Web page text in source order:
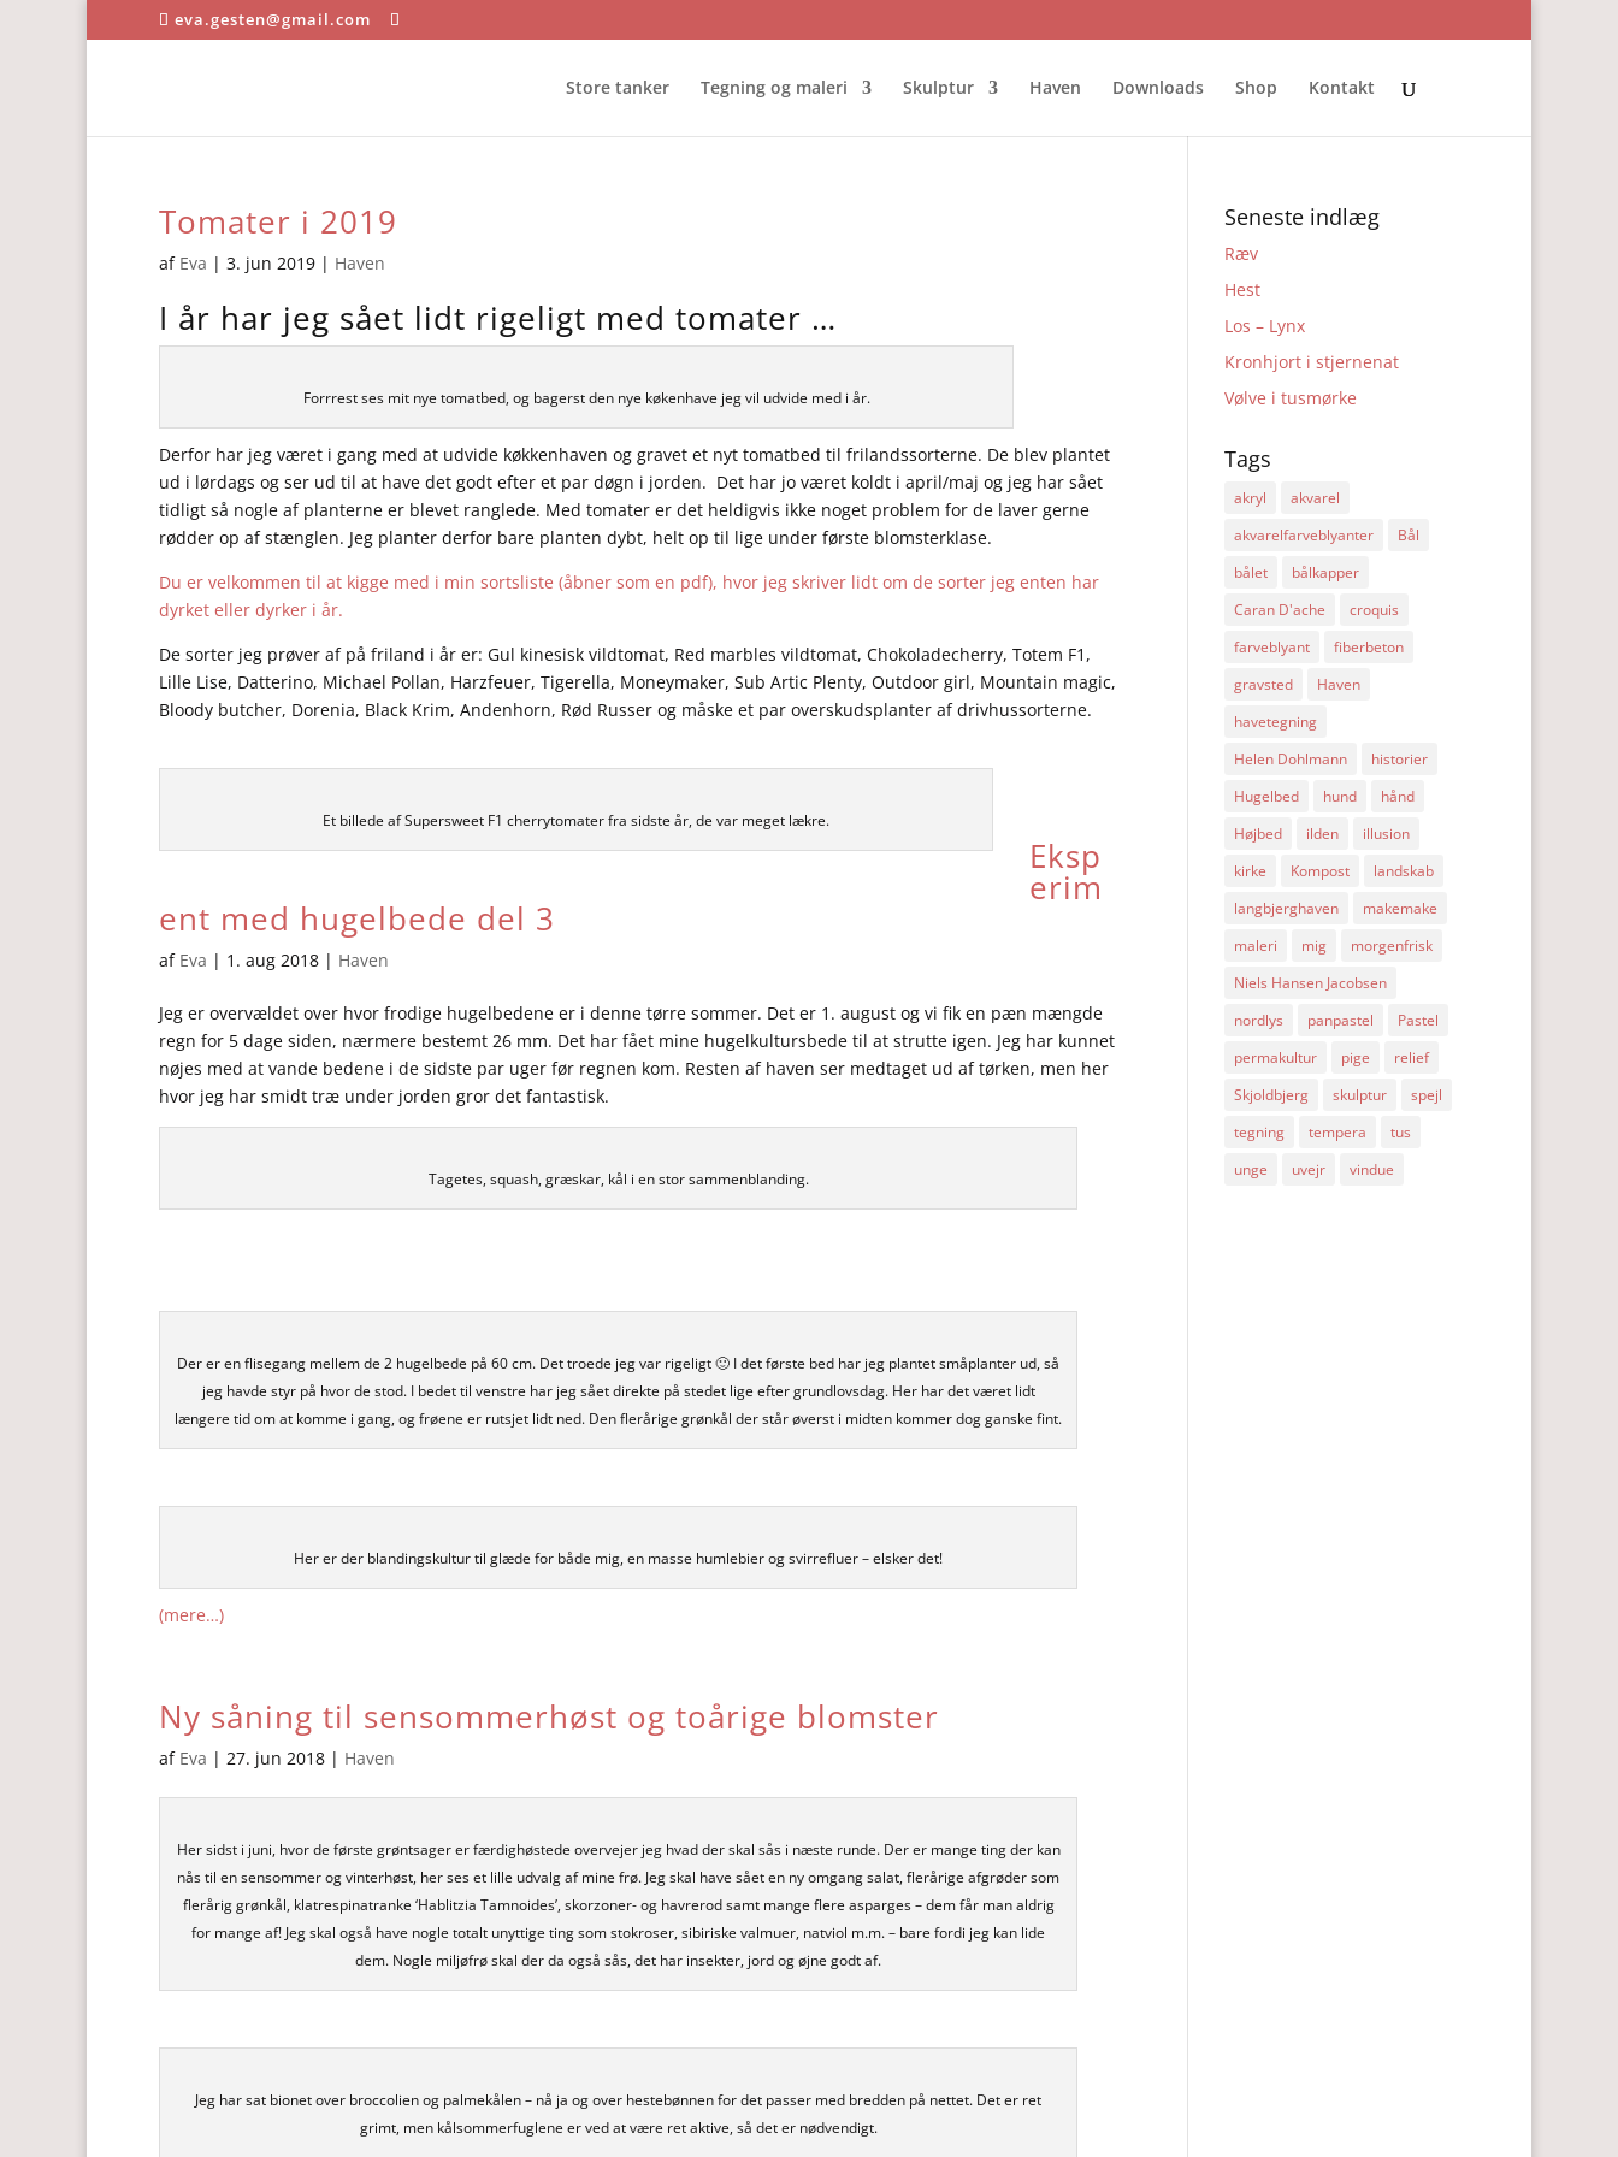
eva.gesten@gmail.com
Store tanker Tegning og maleri Skulptur Haven Downloads Shop Kontakt
Tomater i 2019
af Eva | 3. jun 2019 | Haven
I år har jeg sået lidt rigeligt med tomater …
Forrrest ses mit nye tomatbed, og bagerst den nye køkenhave jeg vil udvide med i år.
Derfor har jeg været i gang med at udvide køkkenhaven og gravet et nyt tomatbed til frilandssorterne. De blev plantet
ud i lørdags og ser ud til at have det godt efter et par døgn i jorden. Det har jo været koldt i april/maj og jeg har sået
tidligt så nogle af planterne er blevet ranglede. Med tomater er det heldigvis ikke noget problem for de laver gerne
rødder op af stænglen. Jeg planter derfor bare planten dybt, helt op til lige under første blomsterklase.
Du er velkommen til at kigge med i min sortsliste (åbner som en pdf), hvor jeg skriver lidt om de sorter jeg enten har
dyrket eller dyrker i år.
De sorter jeg prøver af på friland i år er: Gul kinesisk vildtomat, Red marbles vildtomat, Chokoladecherry, Totem F1,
Lille Lise, Datterino, Michael Pollan, Harzfeuer, Tigerella, Moneymaker, Sub Artic Plenty, Outdoor girl, Mountain magic,
Bloody butcher, Dorenia, Black Krim, Andenhorn, Rød Russer og måske et par overskudsplanter af drivhussorterne.
Et billede af Supersweet F1 cherrytomater fra sidste år, de var meget lækre.
Eksp
erim
ent med hugelbede del 3
af Eva | 1. aug 2018 | Haven
Jeg er overvældet over hvor frodige hugelbedene er i denne tørre sommer. Det er 1. august og vi fik en pæn mængde
regn for 5 dage siden, nærmere bestemt 26 mm. Det har fået mine hugelkultursbede til at strutte igen. Jeg har kunnet
nøjes med at vande bedene i de sidste par uger før regnen kom. Resten af haven ser medtaget ud af tørken, men her
hvor jeg har smidt træ under jorden gror det fantastisk.
Tagetes, squash, græskar, kål i en stor sammenblanding.
Der er en flisegang mellem de 2 hugelbede på 60 cm. Det troede jeg var rigeligt 🙂 I det første bed har jeg plantet småplanter ud, så
jeg havde styr på hvor de stod. I bedet til venstre har jeg sået direkte på stedet lige efter grundlovsdag. Her har det været lidt
længere tid om at komme i gang, og frøene er rutsjet lidt ned. Den flerårige grønkål der står øverst i midten kommer dog ganske fint.
Her er der blandingskultur til glæde for både mig, en masse humlebier og svirrefluer – elsker det!
(mere…)
Ny såning til sensommerhøst og toårige blomster
af Eva | 27. jun 2018 | Haven
Her sidst i juni, hvor de første grøntsager er færdighøstede overvejer jeg hvad der skal sås i næste runde. Der er mange ting der kan
nås til en sensommer og vinterhøst, her ses et lille udvalg af mine frø. Jeg skal have sået en ny omgang salat, flerårige afgrøder som
flerårig grønkål, klatrespinatranke ‘Hablitzia Tamnoides’, skorzoner- og havrerod samt mange flere asparges – dem får man aldrig
for mange af! Jeg skal også have nogle totalt unyttige ting som stokroser, sibiriske valmuer, natviol m.m. – bare fordi jeg kan lide
dem. Nogle miljøfrø skal der da også sås, det har insekter, jord og øjne godt af.
Jeg har sat bionet over broccolien og palmekålen – nå ja og over hestebønnen for det passer med bredden på nettet. Det er ret
grimt, men kålsommerfuglene er ved at være ret aktive, så det er nødvendigt.
Seneste indlæg
Ræv
Hest
Los – Lynx
Kronhjort i stjernenat
Vølve i tusmørke
Tags
akryl
akvarel
akvarelfarveblyanter
Bål
bålet
bålkapper
Caran D'ache
croquis
farveblyant
fiberbeton
gravsted
Haven
havetegning
Helen Dohlmann
historier
Hugelbed
hund
hånd
Højbed
ilden
illusion
kirke
Kompost
landskab
langbjerghaven
makemake
maleri
mig
morgenfrisk
Niels Hansen Jacobsen
nordlys
panpastel
Pastel
permakultur
pige
relief
Skjoldbjerg
skulptur
spejl
tegning
tempera
tus
unge
uvejr vindue